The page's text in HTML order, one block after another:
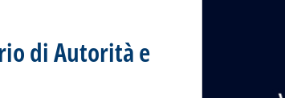
di Autorità e
alle 18.20.